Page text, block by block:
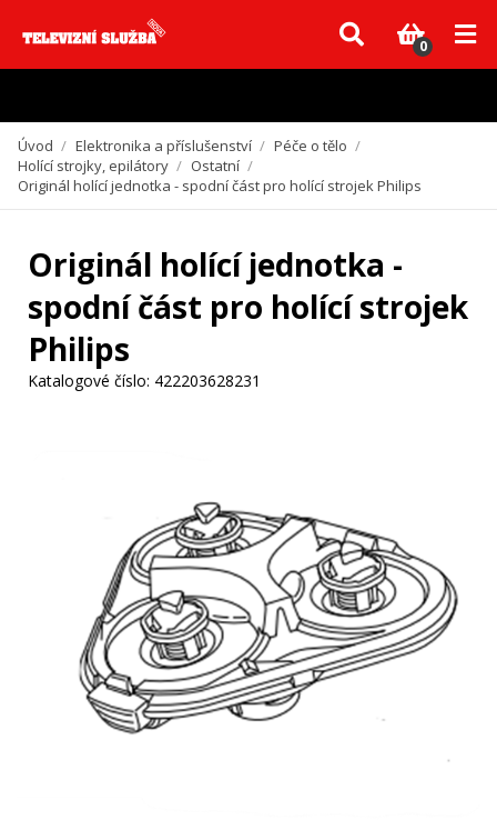
Vzhledem k aktuální situaci se může dodání dílů, které nejsou skladem,
zpozdit. Děkujeme za pochopení.
0
Úvod / Elektronika a příslušenství / Péče o tělo /
Holící strojky, epilátory / Ostatní /
Originál holící jednotka - spodní část pro holící strojek Philips
Originál holící jednotka -
spodní část pro holící strojek
Philips
Katalogové číslo: 422203628231